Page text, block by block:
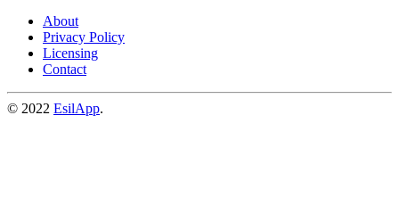
About
Privacy Policy
Licensing
Contact
© 2022 EsilApp.